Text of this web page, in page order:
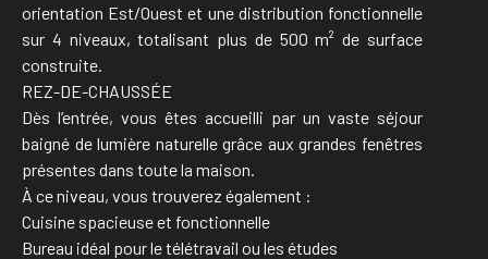
orientation Est/Ouest et une distribution fonctionnelle
sur 4 niveaux, totalisant plus de 500 m² de surface
construite.
REZ-DE-CHAUSSÉE
Dès l’entrée, vous êtes accueilli par un vaste séjour
baigné de lumière naturelle grâce aux grandes fenêtres
présentes dans toute la maison.
À ce niveau, vous trouverez également :
Cuisine spacieuse et fonctionnelle
Bureau idéal pour le télétravail ou les études